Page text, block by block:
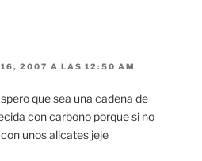
16, 2007 A LAS 12:50 AM
que sea una cadena de
con carbono porque si no
unos alicates jeje